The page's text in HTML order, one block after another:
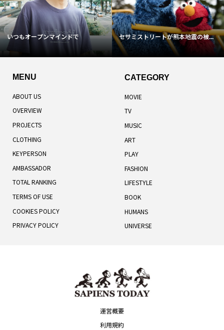
いつもオープンマインドで セサミストリートが熊本地震の被...
MENU
ABOUT US
OVERVIEW
PROJECTS
CLOTHING
KEYPERSON
AMBASSADOR
TOTAL RANKING
TERMS OF USE
COOKIES POLICY
PRIVACY POLICY
CATEGORY
MOVIE
TV
MUSIC
ART
PLAY
FASHION
LIFESTYLE
BOOK
HUMANS
UNIVERSE
運営概要
利用規約